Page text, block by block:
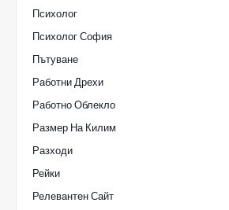
Психолог
Психолог София
Пътуване
Работни Дрехи
Работно Облекло
Размер На Килим
Разходи
Рейки
Релевантен Сайт